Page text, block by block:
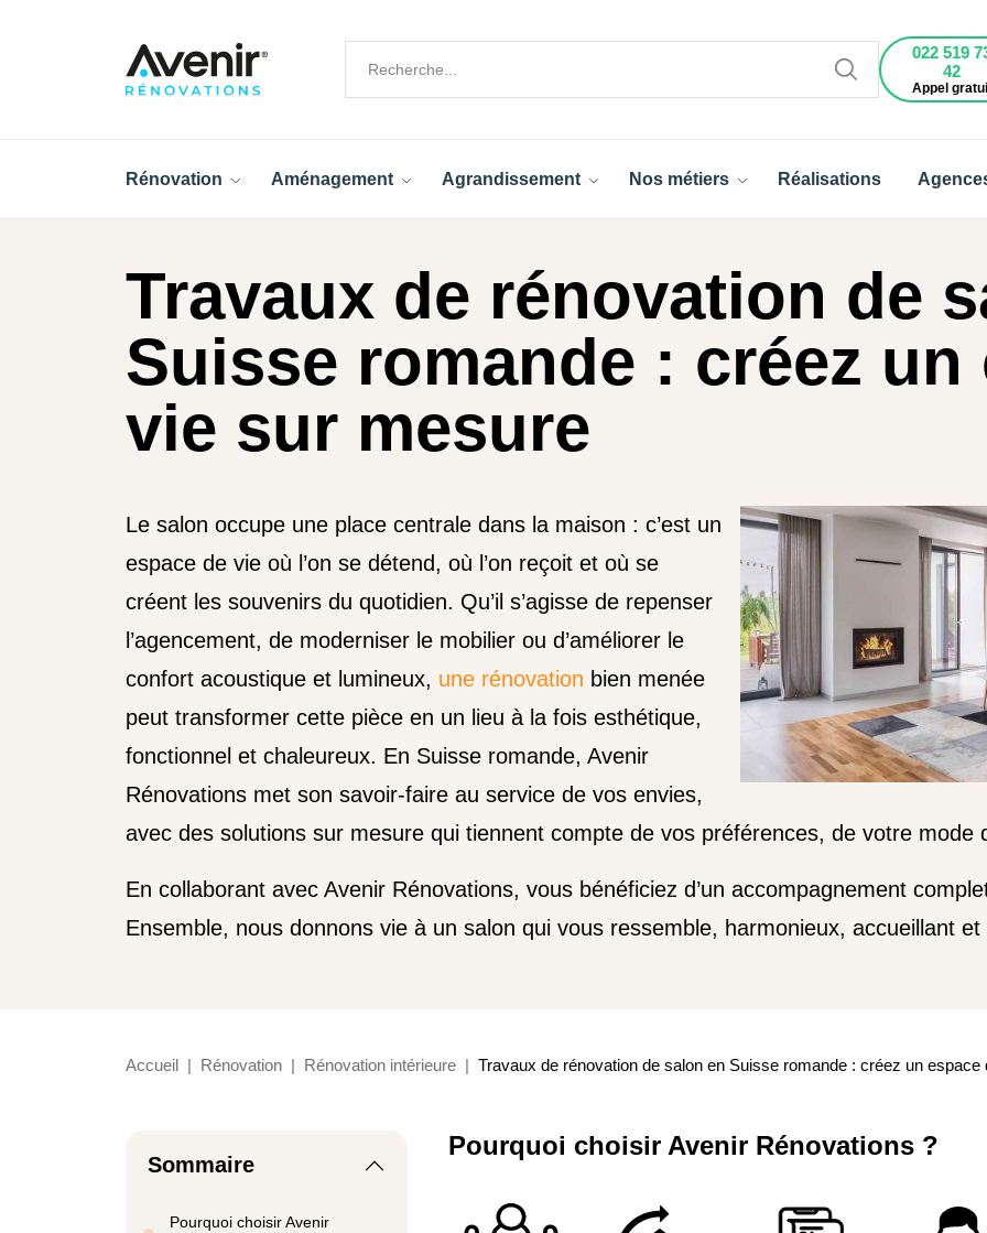
022 519
42
Appel
Rénovation Aménagement Agrandissement Nos métiers Réalisations
Travaux de rénovation de
Suisse romande : créez un
vie sur mesure
Le salon occupe une place centrale dans la maison : c’est un
espace de vie où l’on se détend, où l’on reçoit et où se
créent les souvenirs du quotidien. Qu’il s’agisse de repenser
l’agencement, de moderniser le mobilier ou d’améliorer le
confort acoustique et lumineux, une rénovation bien menée
peut transformer cette pièce en un lieu à la fois esthétique,
fonctionnel et chaleureux. En Suisse romande, Avenir
Rénovations met son savoir-faire au service de vos envies,
avec des solutions sur mesure qui tiennent compte de vos préférences, de votre mode
En collaborant avec Avenir Rénovations, vous bénéficiez d’un accompagnement
Ensemble, nous donnons vie à un salon qui vous ressemble, harmonieux, accueillant
Accueil Rénovation Rénovation intérieure Travaux de rénovation de salon en Suisse romande : créez un
Sommaire
Pourquoi choisir Avenir
Pourquoi choisir Avenir Rénovations ?